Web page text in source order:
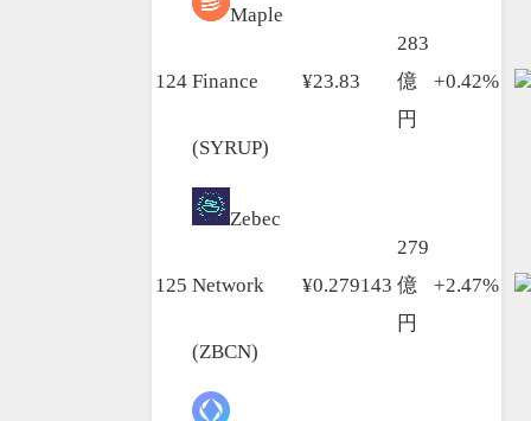
124
Maple
Finance
(SYRUP)
¥23.83
283
億
円
+0.42%
125
Zebec
Network
(ZBCN)
¥0.279143
279
億
円
+2.47%